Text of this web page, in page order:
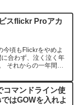
スflickr Proアカ
今頃もFlickrをやめよ
合わず、泣く泣く年
それからの一年間、
コマンドライン使
はGOWを入れよ